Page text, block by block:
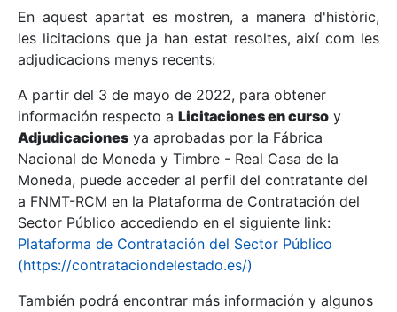
Mostra/Amaga
Mostra/Amaga
En aquest apartat es mostren, a manera d'històric,
les licitacions que ja han estat resoltes, així com les
adjudicacions menys recents:
A partir del 3 de mayo de 2022, para obtener
información respecto a Licitaciones en curso y
Adjudicaciones ya aprobadas por la Fábrica
Nacional de Moneda y Timbre - Real Casa de la
Moneda, puede acceder al perfil del contratante del
a FNMT-RCM en la Plataforma de Contratación del
Sector Público accediendo en el siguiente link:
Plataforma de Contratación del Sector Público
(https://contrataciondelestado.es/)
También podrá encontrar más información y algunos